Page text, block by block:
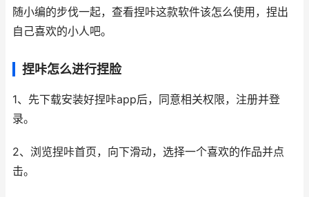
随小编的步伐一起，查看捏咔这款软件该怎么使用，捏出
自己喜欢的小人吧。
捏咔怎么进行捏脸
1、先下载安装好捏咔app后，同意相关权限，注册并登
录。
2、浏览捏咔首页，向下滑动，选择一个喜欢的作品并点
击。